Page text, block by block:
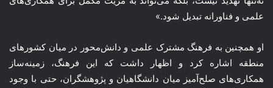
علمی و فناورانه تبدیل شود.»
او همچنین به فرهنگ مشترک علمی و دانش‌محور در میان کشورهای
منطقه اشاره کرد و اظهار داشت که این فرهنگ، زمینه‌ساز
همکاری‌های صلح‌آمیز میان دانشگاهیان و پژوهشگران، حتی با وجود